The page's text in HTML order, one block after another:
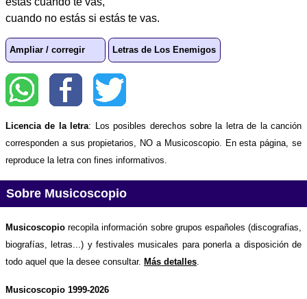
cuando no estás si estás te vas.
Ampliar / corregir Letras de Los Enemigos
Licencia de la letra: Los posibles derechos sobre la letra de la canción
corresponden a sus propietarios, NO a Musicoscopio. En esta página, se
reproduce la letra con fines informativos.
Sobre Musicoscopio
Musicoscopio recopila información sobre grupos españoles (discografias,
biografías, letras...) y festivales musicales para ponerla a disposición de
todo aquel que la desee consultar. Más detalles
Musicoscopio 1999-2026